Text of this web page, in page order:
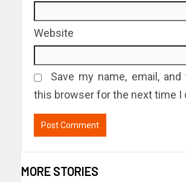
Website
Save my name, email,
this browser for the next time I
MORE STORIES